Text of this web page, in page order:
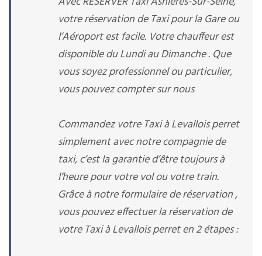
votre réservation de Taxi pour la Gare ou
l’Aéroport est facile. Votre chauffeur est
disponible du Lundi au Dimanche . Que
vous soyez professionnel ou particulier,
vous pouvez compter sur nous
Commandez votre Taxi à Levallois perret
simplement avec notre compagnie de
taxi, c’est la garantie d’être toujours à
l’heure pour votre vol ou votre train.
Grâce à notre formulaire de réservation ,
vous pouvez effectuer la réservation de
votre Taxi à Levallois perret en 2 étapes :